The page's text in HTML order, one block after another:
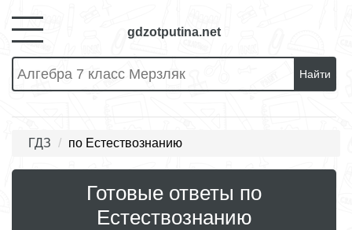
gdzotputina.net
Найти
ГДЗ по Естествознанию
Готовые ответы по
Естествознанию